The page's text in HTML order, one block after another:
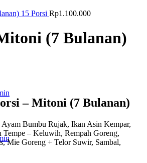
15 Porsi Rp1.100.000
(7 Bulanan)
– Mitoni (7 Bulanan)
Bumbu Rujak, Ikan Asin Kempar,
Tempe – Keluwih, Rempah Goreng,
Mie Goreng + Telor Suwir, Sambal,